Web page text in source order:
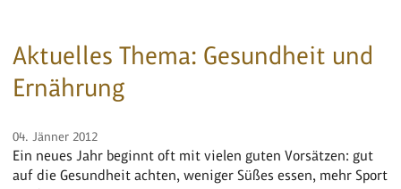
Aktuelles Thema: Gesundheit und
Ernährung
04. Jänner 2012
Ein neues Jahr beginnt oft mit vielen guten Vorsätzen: gut
auf die Gesundheit achten, weniger Süßes essen, mehr Sport